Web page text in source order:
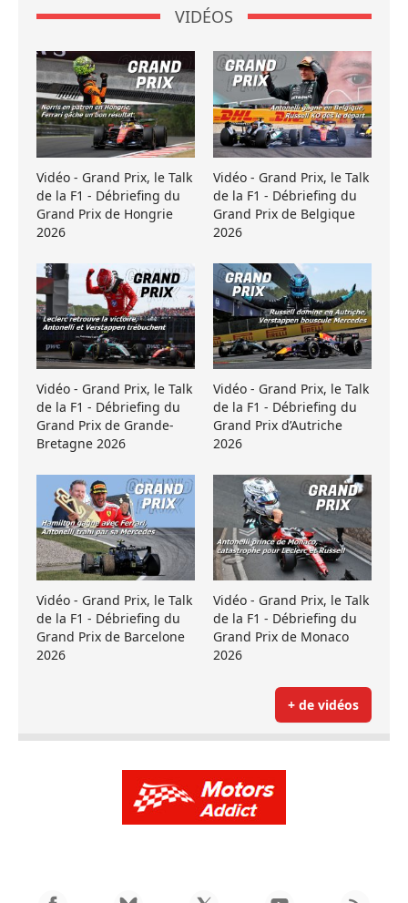
VIDÉOS
Vidéo - Grand Prix, le Talk
de la F1 - Débriefing du
Grand Prix de Hongrie
2026
Vidéo - Grand Prix, le Talk
de la F1 - Débriefing du
Grand Prix de Belgique
2026
Vidéo - Grand Prix, le Talk
de la F1 - Débriefing du
Grand Prix de Grande-
Bretagne 2026
Vidéo - Grand Prix, le Talk
de la F1 - Débriefing du
Grand Prix d’Autriche
2026
Vidéo - Grand Prix, le Talk
de la F1 - Débriefing du
Grand Prix de Barcelone
2026
Vidéo - Grand Prix, le Talk
de la F1 - Débriefing du
Grand Prix de Monaco
2026
+ de vidéos